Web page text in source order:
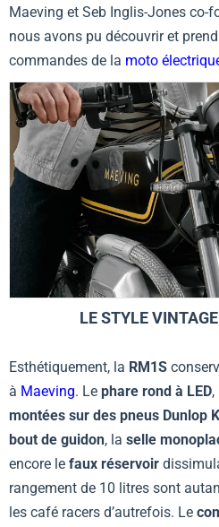
Maeving et Seb Inglis-Jones co-
nous avons pu découvrir et
commandes de la moto
LE STYLE
Esthétiquement, la RM1S
à Maeving. Le phare rond à LED,
montées sur des pneus Dunlop
bout de guidon, la selle
encore le faux réservoir
rangement de 10 litres sont
les café racers d’autrefois. Le